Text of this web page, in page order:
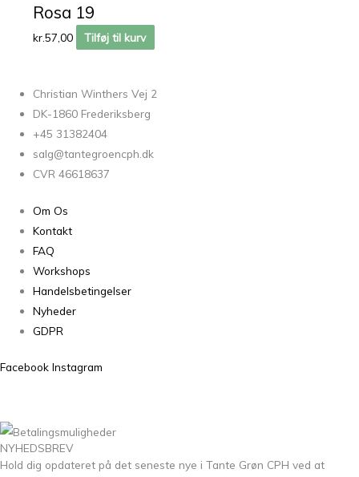
Rosa 19
kr.57,00 Tilføj til kurv
Christian Winthers Vej 2
DK-1860 Frederiksberg
+45 31382404
salg@tantegroencph.dk
CVR 46618637
Om Os
Kontakt
FAQ
Workshops
Handelsbetingelser
Nyheder
GDPR
Facebook Instagram
NYHEDSBREV
Hold dig opdateret på det seneste nye i Tante Grøn CPH ved at